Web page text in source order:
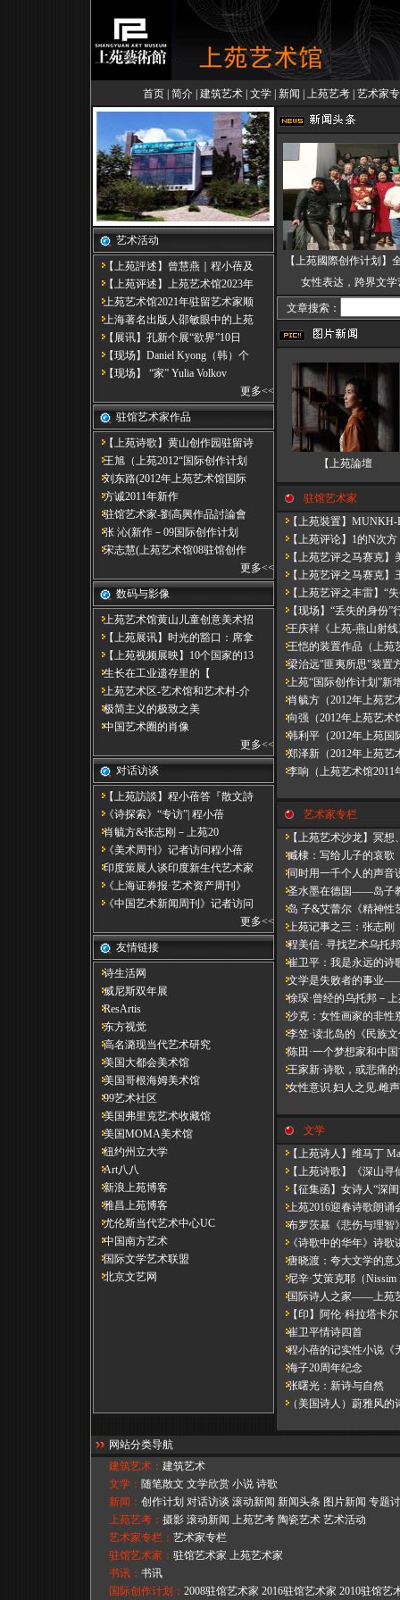
首页 简介 建筑艺术 文学 新闻 上苑艺考 艺术家
艺术活动
【上苑評述】曾慧燕｜程小蓓及
【上苑评述】上苑艺术馆2023年
上苑艺术馆2021年驻留艺术家顺
上海著名出版人邵敏眼中的上苑
【展讯】孔新个展“欲界”10日
【现场】Daniel Kyong（韩）个
【现场】 “家” Yulia Volkov
更多<<
驻馆艺术家作品
【上苑诗歌】黄山创作园驻留诗
王旭（上苑2012“国际创作计划
刘东路(2012年上苑艺术馆国际
方诚2011年新作
驻馆艺术家-劉高興作品討論會
张 沁(新作－09国际创作计划
宋志慧(上苑艺术馆08驻馆创作
更多<<
数码与影像
上苑艺术馆黄山儿童创意美术招
【上苑展讯】时光的豁口：席拿
【上苑视频展映】10个国家的13
​生长在工业遗存里的【
上苑艺术区-艺术馆和艺术村-介
极简主义的极致之美
中国艺术圈的肖像
更多<<
对话访谈
【上苑訪談】程小蓓答『散文詩
《诗探索》“专访”| 程小蓓
肖毓方&张志刚－​上苑20
《美术周刊》记者访问程小蓓
印度策展人谈印度新生代艺术家
《上海证券报·艺术资产周刊》
《中国艺术新闻周刊》记者访问
更多<<
友情链接
诗生活网
威尼斯双年展
ResArtis
东方视觉
高名潞现当代艺术研究
美国大都会美术馆
美国哥根海姆美术馆
99艺术社区
美国弗里克艺术收藏馆
美国MOMA美术馆
纽约州立大学
Art八八
新浪上苑博客
雅昌上苑博客
尤伦斯当代艺术中心UC
中国南方艺术
国际文学艺术联盟
北京文艺网
【上苑國際创作计划】
女性表达，跨界文学
文章搜索：
【上苑論壇
驻馆艺术家
【上苑裝置】MUNKH-
【上苑评论】1的N次方
【上苑艺评之马赛克】
【上苑艺评之马赛克】
【上苑艺评之丰雷】​“
【现场】“丢失的身份”
王庆祥《上苑-燕山射线
王恺的装置作品（上苑
梁治远"匪夷所思"装置
上苑“国际创作计划”新
肖毓方（2012年上苑艺
向强（2012年上苑艺术
韩利平（2012年上苑国
郑泽新（2012年上苑艺
李响（上苑艺术馆2011
艺术家专栏
【上苑艺术沙龙】冥想
臧棣：写给儿子的哀歌
同时用一千个人的声
圣水墨在德国——岛子
岛 子&艾蕾尔《精神性
上苑记事之三：张志刚
程美信· 寻找艺术乌托
崔卫平：我是永远的诗
文学是失败者的事业
徐琛·曾经的乌托邦－
沙克：女性画家的非性
李笠·读北岛的《民族
陈田·一个梦想家和中
王家新·诗歌，或悲痛
女性意识.妇人之见.雌声
文学
【上苑诗人】维马丁
【上苑诗歌】《深山寻
【征集函】女诗人“深闺
上苑2016迎春诗歌朗诵
布罗茨基《悲伤与理智
《诗歌中的华年​》诗歌
唐晓渡：夸大文学的意
尼辛·艾策克耶（Nissim
国际诗人之家——上苑
【印】阿伦·科拉塔卡尔
崔卫平情诗四首
程小蓓的记实性小说《
海子20周年纪念
张曙光：新诗与自然
（美国诗人）蔚雅风的
网站分类导航
建筑艺术： 建筑艺术
文学： 随笔散文 文学欣赏 小说 诗歌
新闻： 创作计划 对话访谈 滚动新闻 新闻头条 图片新闻 专题
上苑艺考： 摄影 滚动新闻 上苑艺考 陶瓷艺术 艺术活动
艺术家专栏： 艺术家专栏
驻馆艺术家： 驻馆艺术家 上苑艺术家
书讯： 书讯
国际创作计划： 2008驻馆艺术家 2016驻馆艺术家 2010驻馆艺